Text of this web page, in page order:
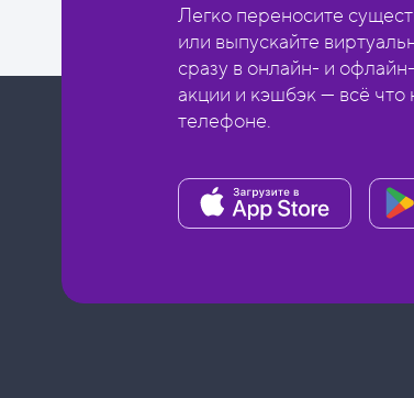
Легко переносите
или выпускайте
сразу в онлайн- и
акции и кэшбэк — всё
телефоне.